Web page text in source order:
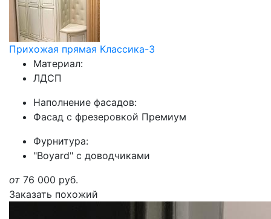
Прихожая прямая Классика-3
Материал:
ЛДСП
Наполнение фасадов:
Фасад с фрезеровкой Премиум
Фурнитура:
"Boyard" с доводчиками
от 76 000 руб.
Заказать похожий